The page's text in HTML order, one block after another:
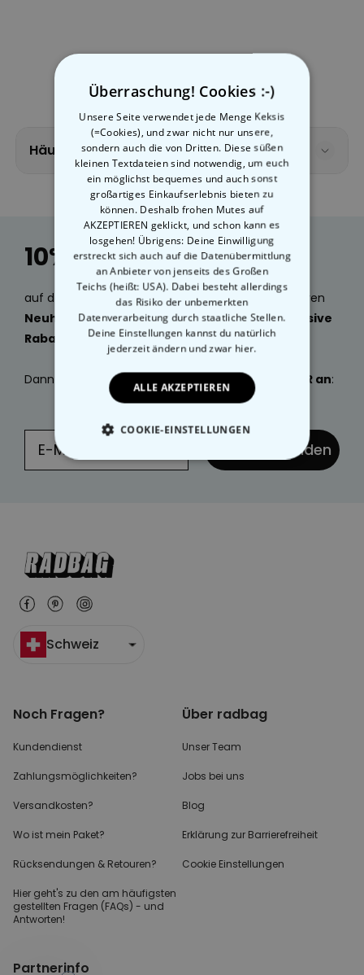
mal gekauft
24,99 CHF
Geschenkset 6er Set
Eierbecher mit Gesicht
52,48 CHF
Häufig gestellte Fragen
10% Rabatt
auf deine nächste Bestellung, sowie Mails zu unseren
Neuheiten, geniale Geschenkideenundexklusive
Rabatte
gefällig?
Dann melde dich jetzt zu unserem NEWSLETTER an:
... und absenden
Schweiz
Noch Fragen?
Kundendienst
Zahlungsmöglichkeiten?
Versandkosten?
Wo ist mein Paket?
Rücksendungen & Retouren?
Hier geht's zu den am häufigsten
gestellten Fragen (FAQs) - und
Antworten!
Über radbag
Unser Team
Jobs bei uns
Blog
Erklärung zur Barrierefreiheit
Cookie Einstellungen
Partnerinfo
Überraschung! Cookies :-)
Unsere Seite verwendet jede Menge Keksis
(=Cookies), und zwar nicht nur unsere,
sondern auch die von Dritten. Diese süßen
kleinen Textdateien sind notwendig, um euch
ein möglichst bequemes und auch sonst
großartiges Einkaufserlebnis bieten zu
können. Deshalb frohen Mutes auf
AKZEPTIEREN geklickt, und schon kann es
losgehen! Übrigens: Deine Einwilligung
erstreckt sich auch auf die Datenübermittlung
an Anbieter von jenseits des Großen
Teichs (heißt: USA). Dabei besteht allerdings
das Risiko der unbemerkten
Datenverarbeitung durch staatliche Stellen.
Deine Einstellungen kannst du natürlich
jederzeit ändern und zwar hier.
ALLE AKZEPTIEREN
COOKIE-EINSTELLUNGEN
ESSENTIELL